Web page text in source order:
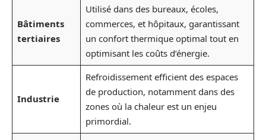
Bâtiments
tertiaires
Utilisé dans des bureaux, écoles,
commerces, et hôpitaux, garantissant
un confort thermique optimal tout en
optimisant les coûts d’énergie.
Industrie
Refroidissement efficient des espaces
de production, notamment dans des
zones où la chaleur est un enjeu
primordial.